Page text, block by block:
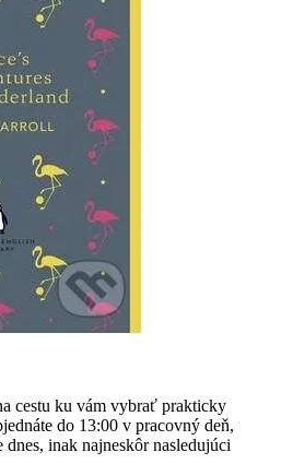
cestu ku vám vybrať prakticky
do 13:00 v pracovný deň,
dnes, inak najneskôr nasledujúci